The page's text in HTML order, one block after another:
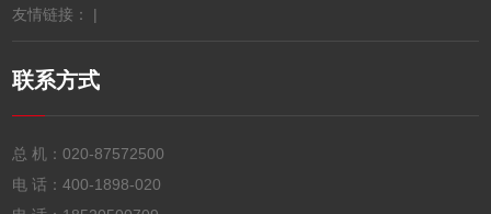
友情链接： |
联系方式
总 机：020-87572500
电 话：400-1898-020